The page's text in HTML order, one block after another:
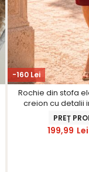
-160 Lei
Rochie din stofa
creion cu detalii
curea -
PREȚ
199,99 Lei